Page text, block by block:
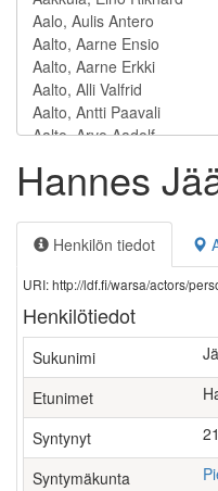
Hannes
Henkilön tiedot
URI: http://ldf.fi/warsa/actors/
Henkilötiedot
Sukunimi
Etunimet
Syntynyt
Syntymäkunta